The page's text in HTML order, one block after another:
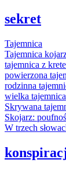
sekret
Tajemnica
Tajemnica
tajemnica z
powierzona
rodzinna
wielka tajemnica
Skrywana
Skojarz:
W trzech